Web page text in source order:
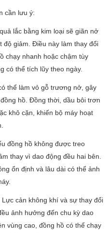
cần lưu ý:
lắc bằng kim loại sẽ giãn nở
độ giảm. Điều này làm thay đổi
chạy nhanh hoặc chậm tùy
có thể tích lũy theo ngày.
thể làm vỏ gỗ trương nở, gây
hồ. Đồng thời, dầu bôi trơn
khô cặn, khiến bộ máy hoạt
đồng hồ không được treo
thay vì dao động đều hai bên.
ổn định và lâu dài có thể ảnh
Lực cản không khí và sự thay đổi
ảnh hưởng đến chu kỳ dao
vùng cao, đồng hồ có thể chạy